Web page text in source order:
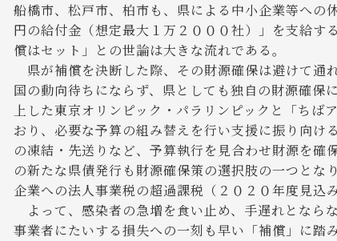
船橋市、松戸市、柏市も、県による中小企業等への
円の給付金（想定最大１万２０００社）」を支給
償はセット」との世論は大きな流れである。
県が補償を決断した際、その財源確保は避けて通
国の動向待ちにならず、県としても独自の財源確保
上した東京オリンピック・パラリンピックと「ち
おり、必要な予算の組み替えを行い支援に振り向
の凍結・先送りなど、予算執行を見合わせ財源を確
の新たな県債発行も財源確保策の選択肢の一つと
企業への法人事業税の超過課税（２０２０年度見込
よって、感染者の急増を食い止め、手遅れとなら
事業者にたいする損失への一刻も早い「補償」に踏